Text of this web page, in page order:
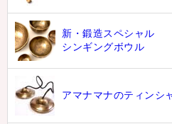
新・鍛造スペシャル
シンギングボウル
アマナマナのティンシ